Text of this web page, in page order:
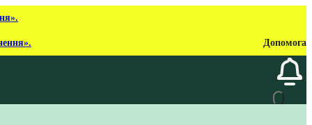
Допомога